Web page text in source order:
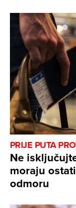
PRIJE PUTA
Ne
moraju
odmoru